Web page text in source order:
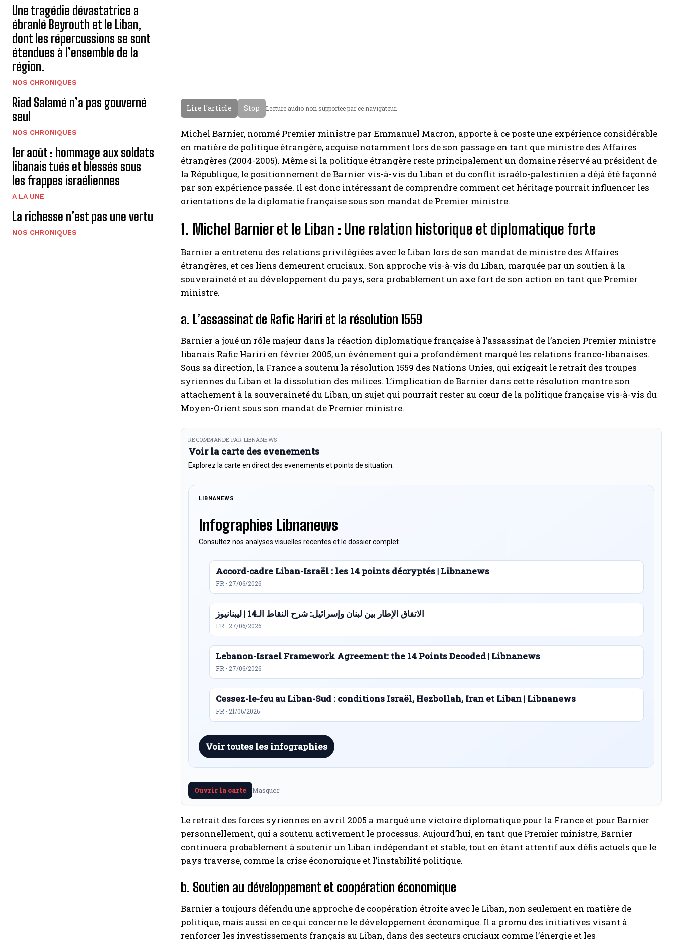
Une tragédie dévastatrice a
ébranlé Beyrouth et le Liban,
dont les répercussions se sont
étendues à l’ensemble de la
région.
NOS CHRONIQUES
Riad Salamé n’a pas gouverné
seul
NOS CHRONIQUES
1er août : hommage aux soldats
libanais tués et blessés sous
les frappes israéliennes
A LA UNE
La richesse n’est pas une vertu
NOS CHRONIQUES
Lire l'article Stop Lecture audio non supportee par ce navigateur.
Michel Barnier, nommé Premier ministre par Emmanuel Macron, apporte à ce poste une expérience considérable
en matière de politique étrangère, acquise notamment lors de son passage en tant que ministre des Affaires
étrangères (2004-2005). Même si la politique étrangère reste principalement un domaine réservé au président de
la République, le positionnement de Barnier vis-à-vis du Liban et du conflit israélo-palestinien a déjà été façonné
par son expérience passée. Il est donc intéressant de comprendre comment cet héritage pourrait influencer les
orientations de la diplomatie française sous son mandat de Premier ministre.
1. Michel Barnier et le Liban : Une relation historique et diplomatique forte
Barnier a entretenu des relations privilégiées avec le Liban lors de son mandat de ministre des Affaires
étrangères, et ces liens demeurent cruciaux. Son approche vis-à-vis du Liban, marquée par un soutien à la
souveraineté et au développement du pays, sera probablement un axe fort de son action en tant que Premier
ministre.
a. L’assassinat de Rafic Hariri et la résolution 1559
Barnier a joué un rôle majeur dans la réaction diplomatique française à l’assassinat de l’ancien Premier ministre
libanais Rafic Hariri en février 2005, un événement qui a profondément marqué les relations franco-libanaises.
Sous sa direction, la France a soutenu la résolution 1559 des Nations Unies, qui exigeait le retrait des troupes
syriennes du Liban et la dissolution des milices. L’implication de Barnier dans cette résolution montre son
attachement à la souveraineté du Liban, un sujet qui pourrait rester au cœur de la politique française vis-à-vis du
Moyen-Orient sous son mandat de Premier ministre.
RECOMMANDE PAR LIBNANEWS
Voir la carte des evenements
Explorez la carte en direct des evenements et points de situation.
LIBNANEWS
Infographies Libnanews
Consultez nos analyses visuelles recentes et le dossier complet.
Accord-cadre Liban-Israël : les 14 points décryptés | Libnanews
FR · 27/06/2026
الاتفاق الإطار بين لبنان وإسرائيل: شرح النقاط الـ14 | ليبنانيوز
FR · 27/06/2026
Lebanon-Israel Framework Agreement: the 14 Points Decoded | Libnanews
FR · 27/06/2026
Cessez-le-feu au Liban-Sud : conditions Israël, Hezbollah, Iran et Liban | Libnanews
FR · 21/06/2026
Voir toutes les infographies
Ouvrir la carte Masquer
Le retrait des forces syriennes en avril 2005 a marqué une victoire diplomatique pour la France et pour Barnier
personnellement, qui a soutenu activement le processus. Aujourd’hui, en tant que Premier ministre, Barnier
continuera probablement à soutenir un Liban indépendant et stable, tout en étant attentif aux défis actuels que le
pays traverse, comme la crise économique et l’instabilité politique.
b. Soutien au développement et coopération économique
Barnier a toujours défendu une approche de coopération étroite avec le Liban, non seulement en matière de
politique, mais aussi en ce qui concerne le développement économique. Il a promu des initiatives visant à
renforcer les investissements français au Liban, dans des secteurs cruciaux comme l’énergie et les